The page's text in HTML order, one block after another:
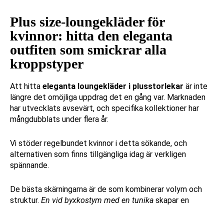
Plus size-loungekläder för
kvinnor: hitta den eleganta
outfiten som smickrar alla
kroppstyper
Att hitta eleganta loungekläder i plusstorlekar är inte
längre det omöjliga uppdrag det en gång var. Marknaden
har utvecklats avsevärt, och specifika kollektioner har
mångdubblats under flera år.
Vi stöder regelbundet kvinnor i detta sökande, och
alternativen som finns tillgängliga idag är verkligen
spännande.
De bästa skärningarna är de som kombinerar volym och
struktur. En vid byxkostym med en tunika skapar en